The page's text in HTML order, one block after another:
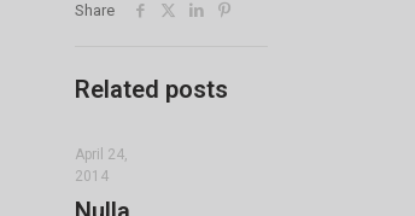
Share
Related posts
April 24,
2014